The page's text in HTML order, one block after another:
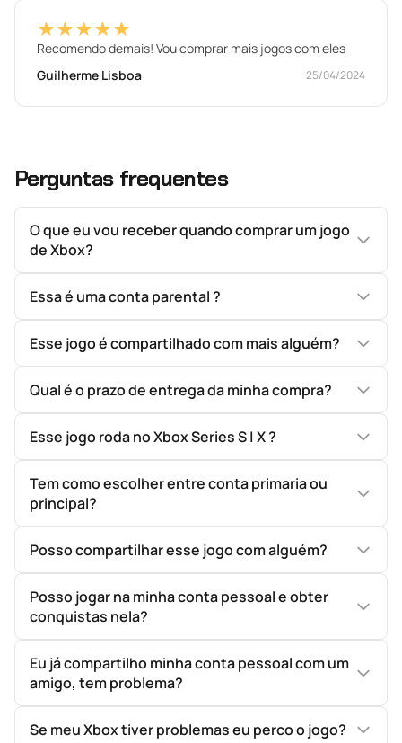
★★★★★
Recomendo demais! Vou comprar mais jogos com eles
Guilherme Lisboa
25/04/2024
Perguntas frequentes
O que eu vou receber quando comprar um jogo
de Xbox?
Essa é uma conta parental ?
Esse jogo é compartilhado com mais alguém?
Qual é o prazo de entrega da minha compra?
Esse jogo roda no Xbox Series S | X ?
Tem como escolher entre conta primaria ou
principal?
Posso compartilhar esse jogo com alguém?
Posso jogar na minha conta pessoal e obter
conquistas nela?
Eu já compartilho minha conta pessoal com um
amigo, tem problema?
Se meu Xbox tiver problemas eu perco o jogo?